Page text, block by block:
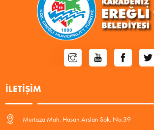
İLETIŞIM
Murtaza Mah. Hasan Arslan Sok. No:39